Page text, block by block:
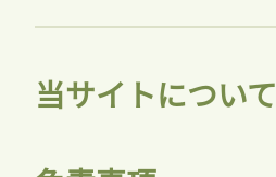
当サイトについて